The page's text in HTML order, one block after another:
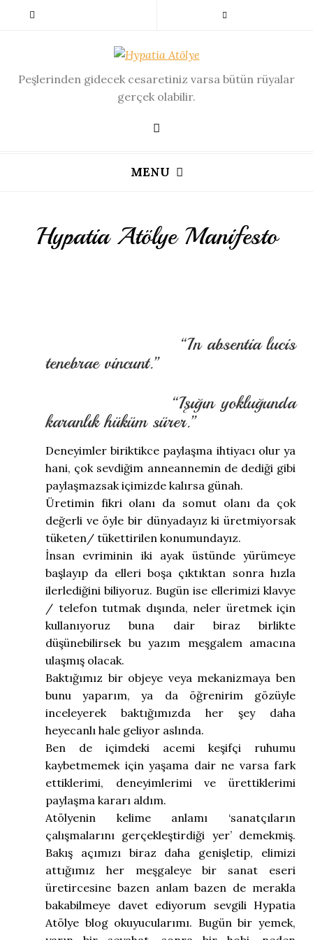
Peşlerinden gidecek cesaretiniz varsa bütün rüyalar
gerçek olabilir.
MENU
Hypatia Atölye Manifesto
“In absentia lucis
tenebrae vincunt.”
“Işığın yokluğunda
karanlık hüküm sürer.”
Deneyimler biriktikce paylaşma ihtiyacı olur ya
hani, çok sevdiğim anneannemin de dediği gibi
paylaşmazsak içimizde kalırsa günah.
Üretimin fikri olanı da somut olanı da çok
değerli ve öyle bir dünyadayız ki üretmiyorsak
tüketen/ tükettirilen konumundayız.
‌İnsan evriminin iki ayak üstünde yürümeye
başlayıp da elleri boşa çıktıktan sonra hızla
ilerlediğini biliyoruz. Bugün ise ellerimizi klavye
/ telefon tutmak dışında, neler üretmek için
kullanıyoruz buna dair biraz birlikte
düşünebilirsek bu yazım meşgalem amacına
ulaşmış olacak.
‌Baktığımız bir objeye veya mekanizmaya ben
bunu yaparım, ya da öğrenirim gözüyle
inceleyerek baktığımızda her şey daha
heyecanlı hale geliyor aslında.
‌Ben de içimdeki acemi keşifçi ruhumu
kaybetmemek için yaşama dair ne varsa fark
ettiklerimi, deneyimlerimi ve ürettiklerimi
paylaşma kararı aldım.
Atölyenin kelime anlamı ‘sanatçıların
çalışmalarını gerçekleştirdiği yer’ demekmiş.
Bakış açımızı biraz daha genişletip, elimizi
attığımız her meşgaleye bir sanat eseri
üretircesine bazen anlam bazen de merakla
bakabilmeye davet ediyorum sevgili Hypatia
Atölye blog okuyucularımı. Bugün bir yemek,